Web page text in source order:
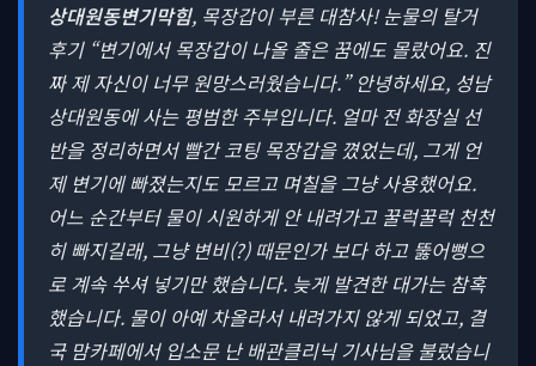
상대원동변기막힘, 목장갑이 부른 대참사! 눈물의 탈거
후기 “변기에서 목장갑이 나올 줄은 꿈에도 몰랐어요. 진
짜 제 자신이 너무 원망스러웠습니다.” 안녕하세요, 성남
상대원동에 사는 평범한 주부입니다. 얼마 전 화장실 선
반을 정리하면서 빨간 코팅 목장갑을 꼈었는데, 그게 언
제 변기에 빠졌는지도 모르고 며칠을 그냥 사용했어요.
어느 순간부터 물이 시원하게 안 내려가고 꿀럭꿀럭 천천
히 빠지길래, 그냥 변비(?) 때문인가 보다 하고 뚫어뻥으
로 계속 쑤셔 넣기만 했습니다. 늦게 발견한 대가는 참혹
했습니다. 물이 아예 차올라서 내려가지 않게 되었고, 결
국 맘카페에서 입소문 난 배관클리닉 기사님을 불렀습니